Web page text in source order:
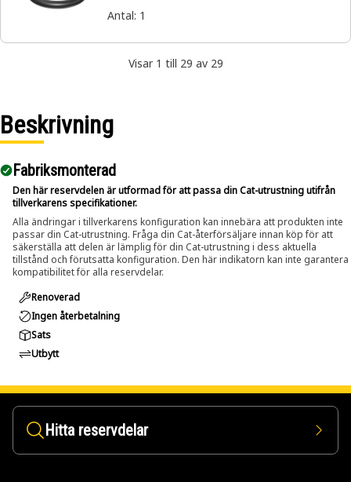
Antal: 1
Visar 1 till 29 av 29
Beskrivning
Fabriksmonterad
Den här reservdelen är utformad för att passa din Cat-utrustning utifrån
tillverkarens specifikationer.
Alla ändringar i tillverkarens konfiguration kan innebära att produkten inte
passar din Cat-utrustning. Fråga din Cat-återförsäljare innan köp för att
säkerställa att delen är lämplig för din Cat-utrustning i dess aktuella
tillstånd och förutsatta konfiguration. Den här indikatorn kan inte garantera
kompatibilitet för alla reservdelar.
Renoverad
Ingen återbetalning
Sats
Utbytt
Hitta reservdelar